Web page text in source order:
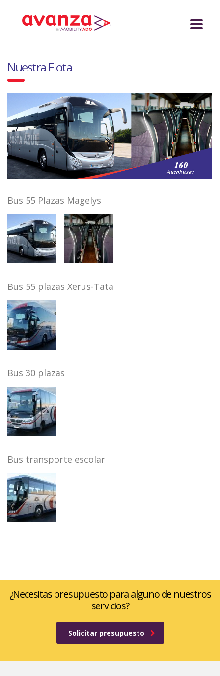
Nuestra Flota
Bus 55 Plazas Magelys
Bus 55 plazas Xerus-Tata
Bus 30 plazas
Bus transporte escolar
¿Necesitas presupuesto para alguno de nuestros
servicios?
Solicitar presupuesto